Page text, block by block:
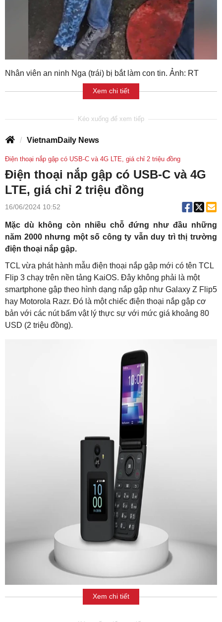
Nhân viên an ninh Nga (trái) bị bắt làm con tin. Ảnh: RT
Xem chi tiết
VietnamDaily News
Điện thoại nắp gập có USB-C và 4G LTE, giá chỉ 2 triệu đồng
Điện thoại nắp gập có USB-C và 4G
LTE, giá chỉ 2 triệu đồng
16/06/2024 10:52
Mặc dù không còn nhiều chỗ đứng như đầu những
năm 2000 nhưng một số công ty vẫn duy trì thị trường
điện thoại nắp gập.
TCL vừa phát hành mẫu điện thoại nắp gập mới có tên TCL
Flip 3 chạy trên nền tảng KaiOS. Đây không phải là một
smartphone gập theo hình dạng nắp gập như Galaxy Z Flip5
hay Motorola Razr. Đó là một chiếc điện thoại nắp gập cơ
bản với các nút bấm vật lý thực sự với mức giá khoảng 80
USD (2 triệu đồng).
Xem chi tiết